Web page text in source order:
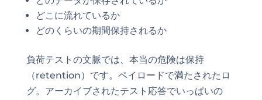
どこに流れているか
どのくらいの期間保持されるか
負荷テストの文脈では、本当の危険は保持
（retention）です。ペイロードで満たされたロ
グ。アーカイブされたテスト応答でいっぱいの